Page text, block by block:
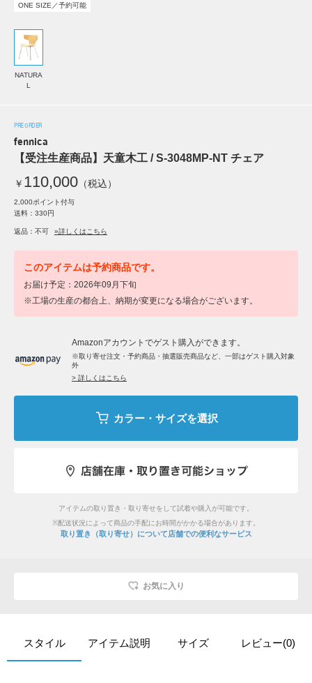
ONE SIZE／予約可能
NATURA
L
PRE ORDER
fennica
【受注生産商品】天童木工 / S-3048MP-NT チェア
￥ 110,000 （税込）
2,000ポイント付与
送料：330円
返品：不可 »詳しくはこちら
このアイテムは予約商品です。
お届け予定：2026年09月下旬
※工場の生産の都合上、納期が変更になる場合がございます。
Amazonアカウントでゲスト購入ができます。
※取り寄せ注文・予約商品・抽選販売商品など、一部はゲスト購入対象
外
> 詳しくはこちら
カラー・サイズを選択
アイテムの取り置き・取り寄せをして試着や購入が可能です。
※配送状況によって商品の手配にお時間がかかる場合があります。
取り置き（取り寄せ）について店舗での便利なサービス
お気に入り
スタイル アイテム説明 サイズ レビュー(0)